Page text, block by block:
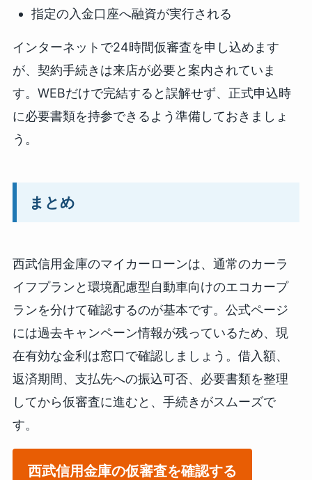
指定の入金口座へ融資が実行される
インターネットで24時間仮審査を申し込めます
が、契約手続きは来店が必要と案内されていま
す。WEBだけで完結すると誤解せず、正式申込時
に必要書類を持参できるよう準備しておきましょ
う。
まとめ
西武信用金庫のマイカーローンは、通常のカーラ
イフプランと環境配慮型自動車向けのエコカープ
ランを分けて確認するのが基本です。公式ページ
には過去キャンペーン情報が残っているため、現
在有効な金利は窓口で確認しましょう。借入額、
返済期間、支払先への振込可否、必要書類を整理
してから仮審査に進むと、手続きがスムーズで
す。
西武信用金庫の仮審査を確認する